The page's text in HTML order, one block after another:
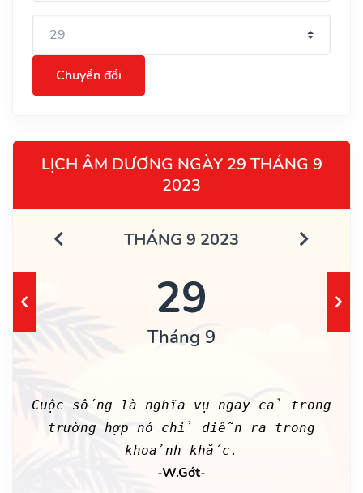
Chuyển đổi
LỊCH ÂM DƯƠNG NGÀY 29 THÁNG 9
2023
THÁNG 9 2023
29
Tháng 9
Cuộc sống là nghĩa vụ ngay cả trong
trường hợp nó chỉ diễn ra trong
khoảnh khắc.
-W.Gớt-